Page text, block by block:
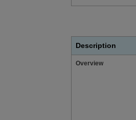
Description
Overview